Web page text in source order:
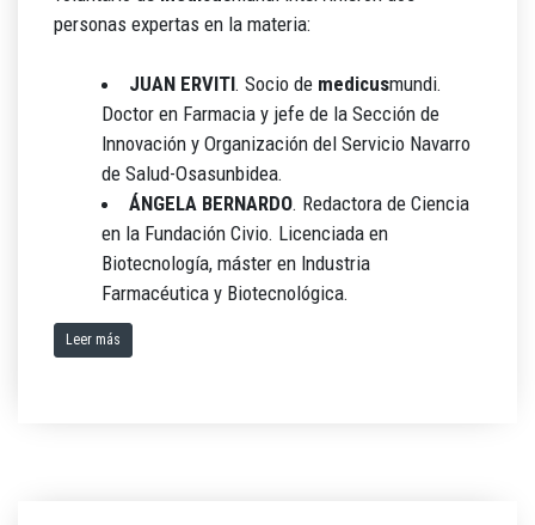
personas expertas en la materia:
JUAN ERVITI. Socio de medicusmundi.
Doctor en Farmacia y jefe de la Sección de
Innovación y Organización del Servicio Navarro
de Salud-Osasunbidea.
ÁNGELA BERNARDO. Redactora de Ciencia
en la Fundación Civio. Licenciada en
Biotecnología, máster en Industria
Farmacéutica y Biotecnológica.
Leer más